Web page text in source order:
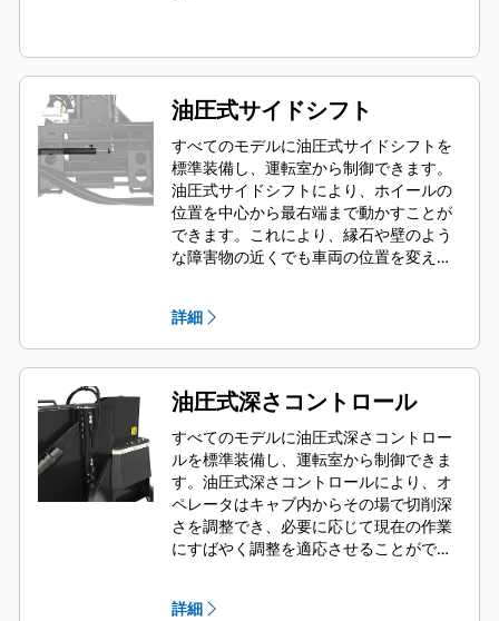
油圧式サイドシフト
すべてのモデルに油圧式サイドシフトを
標準装備し、運転室から制御できます。
油圧式サイドシフトにより、ホイールの
位置を中心から最右端まで動かすことが
できます。これにより、縁石や壁のよう
な障害物の近くでも車両の位置を変える
詳細
油圧式深さコントロール
すべてのモデルに油圧式深さコントロー
ルを標準装備し、運転室から制御できま
す。油圧式深さコントロールにより、オ
ペレータはキャブ内からその場で切削深
さを調整でき、必要に応じて現在の作業
にすばやく調整を適応させることができ
詳細